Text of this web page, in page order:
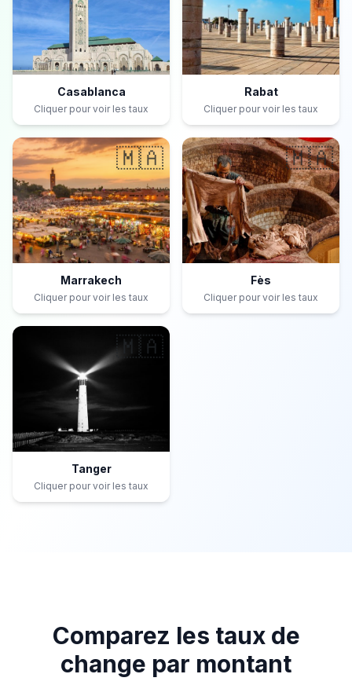
Casablanca
Cliquer pour voir les taux
Rabat
Cliquer pour voir les taux
🇲🇦
Marrakech
Cliquer pour voir les taux
🇲🇦
Fès
Cliquer pour voir les taux
🇲🇦
Tanger
Cliquer pour voir les taux
Comparez les taux de
change par montant